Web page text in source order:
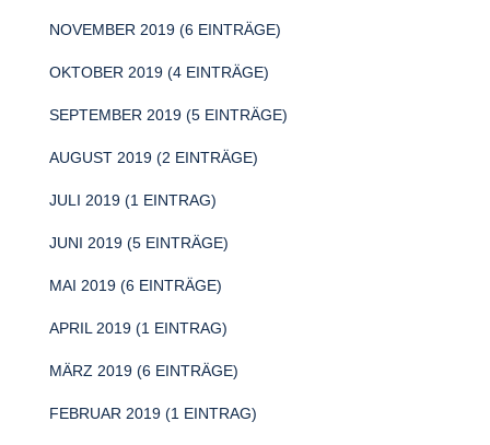
NOVEMBER 2019 (6 EINTRÄGE)
OKTOBER 2019 (4 EINTRÄGE)
SEPTEMBER 2019 (5 EINTRÄGE)
AUGUST 2019 (2 EINTRÄGE)
JULI 2019 (1 EINTRAG)
JUNI 2019 (5 EINTRÄGE)
MAI 2019 (6 EINTRÄGE)
APRIL 2019 (1 EINTRAG)
MÄRZ 2019 (6 EINTRÄGE)
FEBRUAR 2019 (1 EINTRAG)